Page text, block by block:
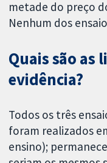
metade do preço
Nenhum dos
Quais são as
evidência?
Todos os três
foram realizados
ensino);